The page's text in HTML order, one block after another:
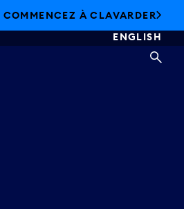
COMMENCEZ À CLAVARDER
ENGLISH